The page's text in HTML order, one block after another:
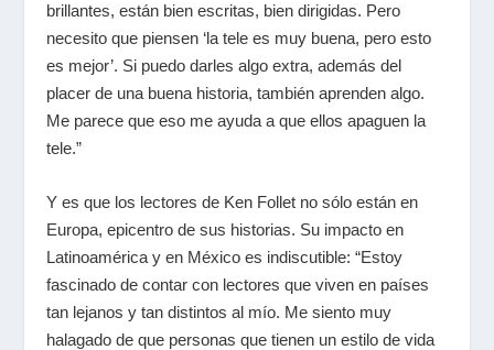
brillantes, están bien escritas, bien dirigidas. Pero
necesito que piensen ‘la tele es muy buena, pero esto
es mejor’. Si puedo darles algo extra, además del
placer de una buena historia, también aprenden algo.
Me parece que eso me ayuda a que ellos apaguen la
tele.”
Y es que los lectores de Ken Follet no sólo están en
Europa, epicentro de sus historias. Su impacto en
Latinoamérica y en México es indiscutible: “Estoy
fascinado de contar con lectores que viven en países
tan lejanos y tan distintos al mío. Me siento muy
halagado de que personas que tienen un estilo de vida